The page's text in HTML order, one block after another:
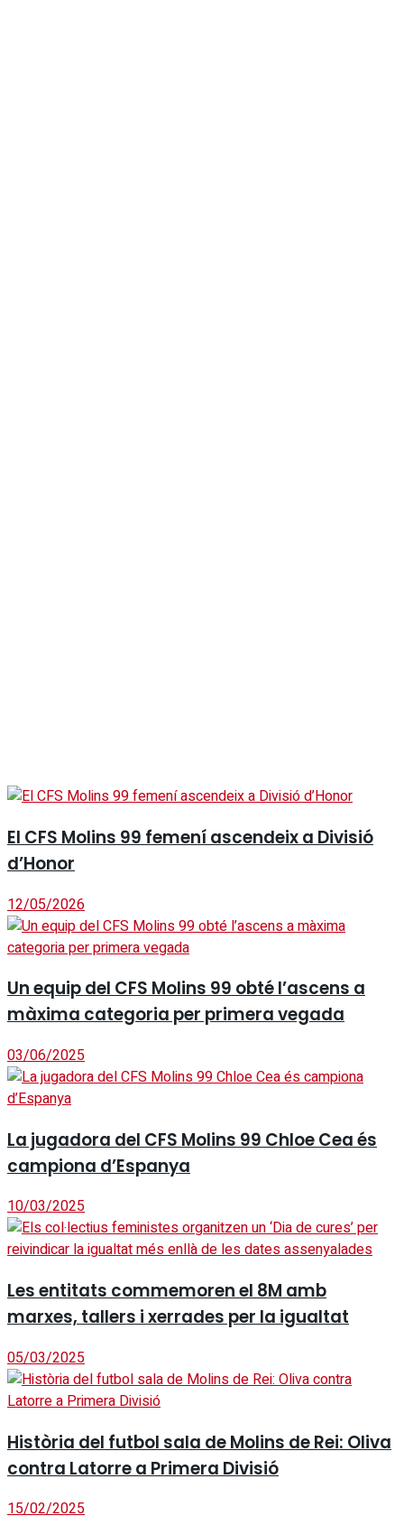
El CFS Molins 99 femení ascendeix a Divisió
d’Honor
12/05/2026
Un equip del CFS Molins 99 obté l’ascens a
màxima categoria per primera vegada
03/06/2025
La jugadora del CFS Molins 99 Chloe Cea és
campiona d’Espanya
10/03/2025
Les entitats commemoren el 8M amb
marxes, tallers i xerrades per la igualtat
05/03/2025
Història del futbol sala de Molins de Rei: Oliva
contra Latorre a Primera Divisió
15/02/2025